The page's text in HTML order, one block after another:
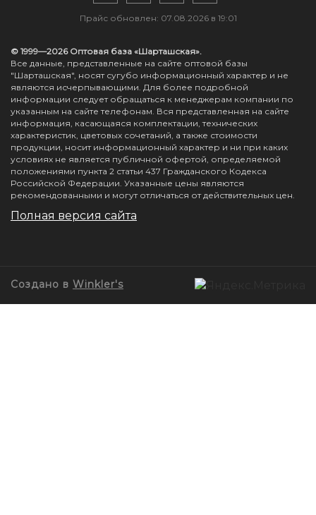
Прайс обновлен: 07.08.2026 в 19:01
© 1999—2026 Оптовая база «Шарташская».
Все данные, представленные на сайте оптовой базы
"Шарташская", носят сугубо информационный характер и не
являются исчерпывающими. Для более подробной
информации следует обращаться к менеджерам компании по
указанным на сайте телефонам. Вся представленная на сайте
информация, касающаяся комплектации, технических
характеристик, цветовых сочетаний, а также стоимости
продукции, носит информационный характер и ни при каких
условиях не является публичной офертой, определяемой
положениями пункта 2 статьи 437 Гражданского Кодекса
Российской Федерации. Указанные цены являются
рекомендованными и могут отличаться от действительных цен.
Полная версия сайта
Создано в Winkler's